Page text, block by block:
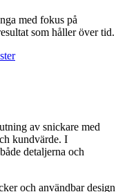
med fokus på
som håller över tid.
av snickare med
kundvärde. I
detaljerna och
och användbar design